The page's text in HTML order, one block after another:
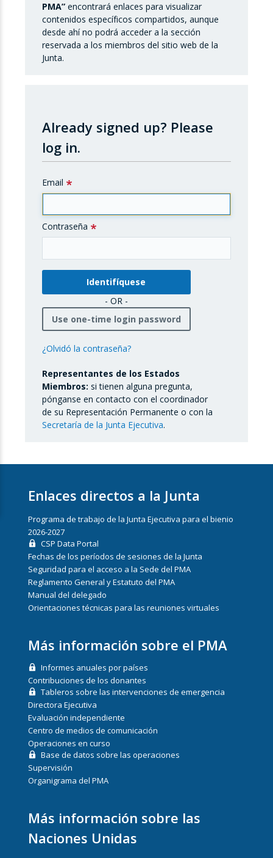
PMA” encontrará enlaces para visualizar
contenidos específicos compartidos, aunque
desde ahí no podrá acceder a la sección
reservada a los miembros del sitio web de la
Junta.
Already signed up? Please
log in.
Email
Contraseña
- OR -
Use one-time login password
¿Olvidó la contraseña?
Representantes de los Estados
Miembros: si tienen alguna pregunta,
pónganse en contacto con el coordinador
de su Representación Permanente o con la
Secretaría de la Junta Ejecutiva.
Enlaces directos a la Junta
Programa de trabajo de la Junta Ejecutiva para el bienio
2026-2027
CSP Data Portal
Fechas de los períodos de sesiones de la Junta
Seguridad para el acceso a la Sede del PMA
Reglamento General y Estatuto del PMA
Manual del delegado
Orientaciones técnicas para las reuniones virtuales
Más información sobre el PMA
Informes anuales por países
Contribuciones de los donantes
Tableros sobre las intervenciones de emergencia
Directora Ejecutiva
Evaluación independiente
Centro de medios de comunicación
Operaciones en curso
Base de datos sobre las operaciones
Supervisión
Organigrama del PMA
Más información sobre las
Naciones Unidas